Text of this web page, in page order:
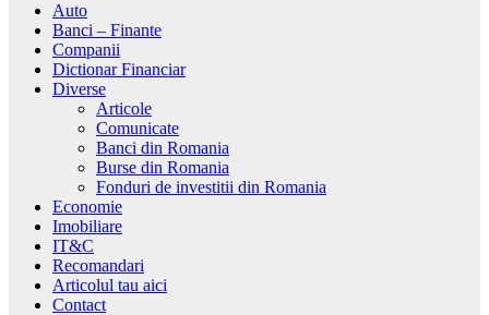
Auto
Banci – Finante
Companii
Dictionar Financiar
Diverse
Articole
Comunicate
Banci din Romania
Burse din Romania
Fonduri de investitii din Romania
Economie
Imobiliare
IT&C
Recomandari
Articolul tau aici
Contact